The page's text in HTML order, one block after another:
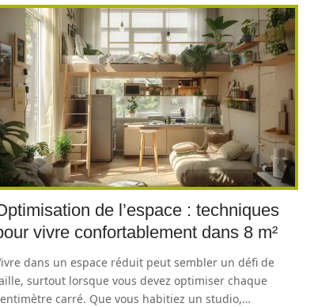
de l’espace : techniques
vivre confortablement dans 8 m²
dans un espace réduit peut sembler un défi de
surtout lorsque vous devez optimiser chaque
carré. Que vous habitiez un studio,…